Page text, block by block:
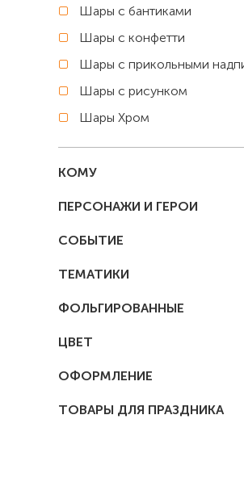
Шары с бантиками
Шары с конфетти
Шары с прикольными
Шары с рисунком
Шары Хром
КОМУ
ПЕРСОНАЖИ И ГЕРОИ
СОБЫТИЕ
ТЕМАТИКИ
ФОЛЬГИРОВАННЫЕ
ЦВЕТ
ОФОРМЛЕНИЕ
ТОВАРЫ ДЛЯ ПРАЗДНИКА